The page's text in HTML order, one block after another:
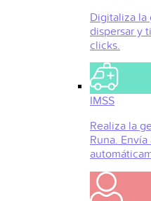
Digitaliza la
dispersar y
clicks.
IMSS
Realiza la
Runa.